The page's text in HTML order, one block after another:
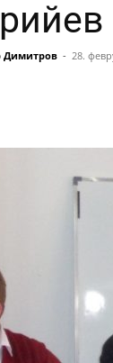
Димитров - 28.